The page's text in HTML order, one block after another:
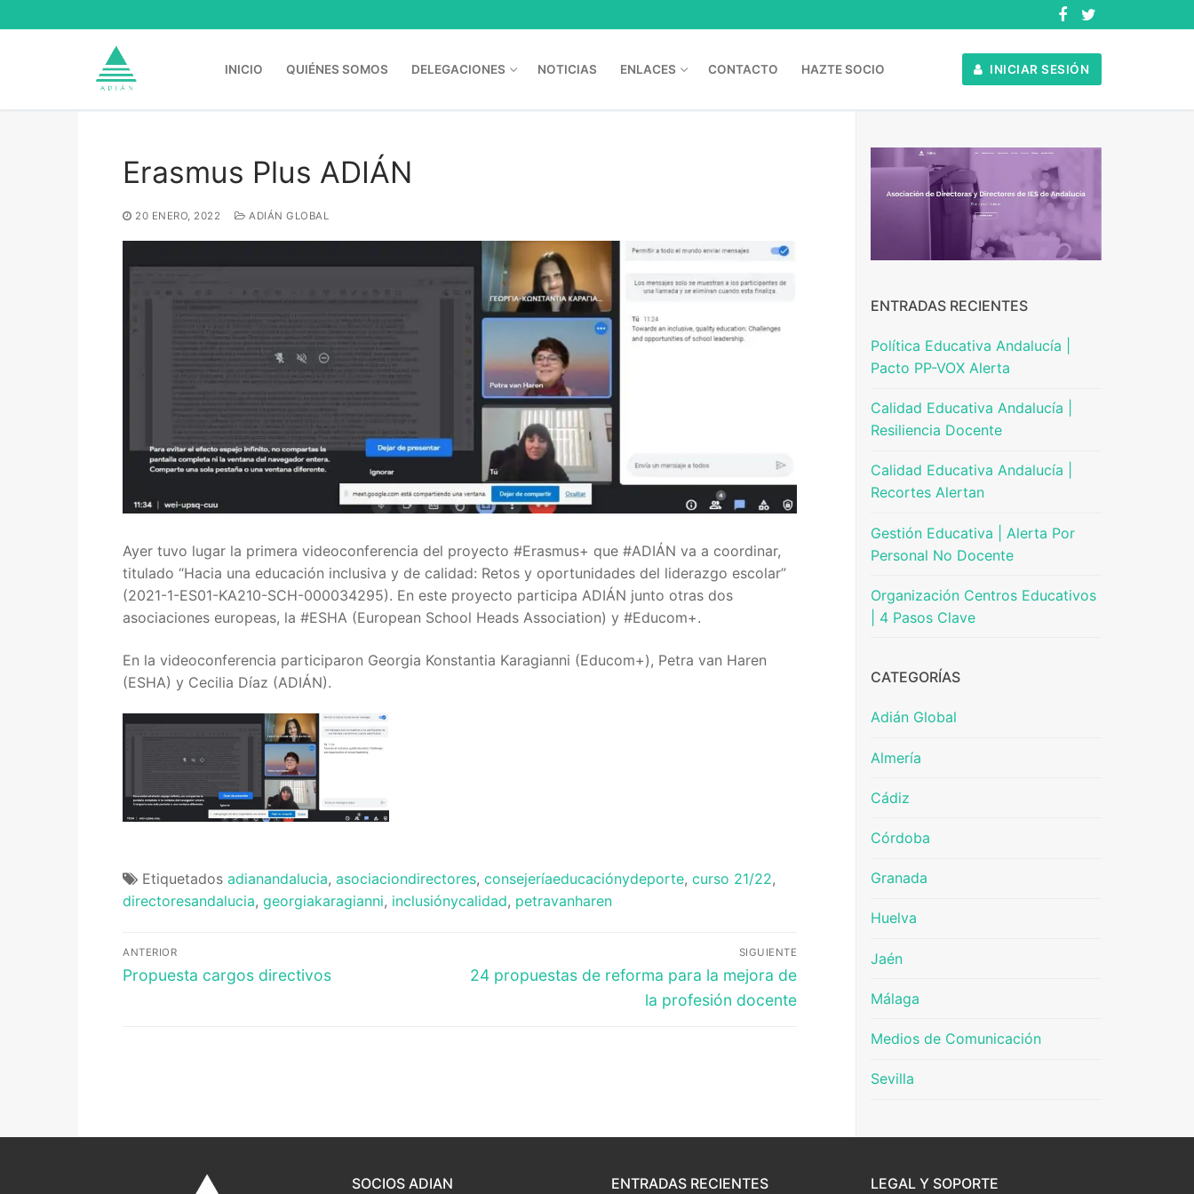
al
INICIO QUIÉNES SOMOS DELEGACIONES NOTICIAS ENLACES CONTACTO HAZTE SOCIO INICIAR SESIÓN
Quiénes somos
Delegaciones
Adián Almería
Adián Cádiz
Adián Córdoba
Adián Granada
Adián Huelva
Adián Málaga
Adián Sevilla
Noticias
Enlaces
Consejería de Educación
FEDADi
Normativa ADIDE
Portal AVERROES
Portal SÉNECA
Portal IEDA
Contacto
Hazte Socio
Erasmus Plus ADIÁN
20 ENERO, 2022 ADIÁN GLOBAL
Ayer tuvo lugar la primera videoconferencia del proyecto #Erasmus+ que #ADIÁN va a coordinar,
titulado “Hacia una educación inclusiva y de calidad: Retos y oportunidades del liderazgo escolar”
(2021-1-ES01-KA210-SCH-000034295). En este proyecto participa ADIÁN junto otras dos
asociaciones europeas, la #ESHA (European School Heads Association) y #Educom+.
En la videoconferencia participaron Georgia Konstantia Karagianni (Educom+), Petra van Haren
(ESHA) y Cecilia Díaz (ADIÁN).
Etiquetados adianandalucia, asociaciondirectores, consejeríaeducaciónydeporte, curso 21/22,
directoresandalucia, georgiakaragianni, inclusiónycalidad, petravanharen
Navegación
de
ANTERIOR
Entrada
Propuesta cargos directivos
SIGUIENTE
Entrada
24 propuestas de reforma para la mejora de
la profesión docente
ENTRADAS RECIENTES
Política Educativa Andalucía |
Pacto PP-VOX Alerta
Calidad Educativa Andalucía |
Resiliencia Docente
Calidad Educativa Andalucía |
Recortes Alertan
Gestión Educativa | Alerta Por
Personal No Docente
Organización Centros Educativos
| 4 Pasos Clave
CATEGORÍAS
Adián Global
Almería
Cádiz
Córdoba
Granada
Huelva
Jaén
Málaga
Medios de Comunicación
Sevilla
SOCIOS ADIAN ENTRADAS RECIENTES LEGAL Y SOPORTE